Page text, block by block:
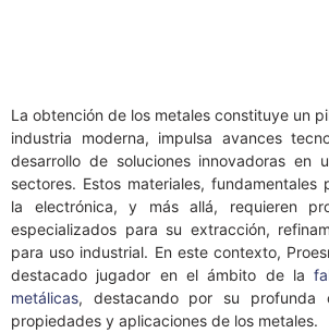
La obtención de los metales constituye un
industria moderna, impulsa avances
desarrollo de soluciones innovadoras en
sectores. Estos materiales, fundamentales
la electrónica, y más allá, requieren
especializados para su extracción,
para uso industrial. En este contexto,
destacado jugador en el ámbito de la
metálicas, destacando por su profunda
propiedades y aplicaciones de los metales.